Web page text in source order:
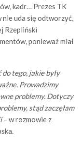
kadr… Prezes TK
nie uda się odtworzyć,
Rzepliński
ponieważ miał
tego, jakie były
Prowadzimy
problemy. Dotyczy
stąd zaczęłam
– w rozmowie z